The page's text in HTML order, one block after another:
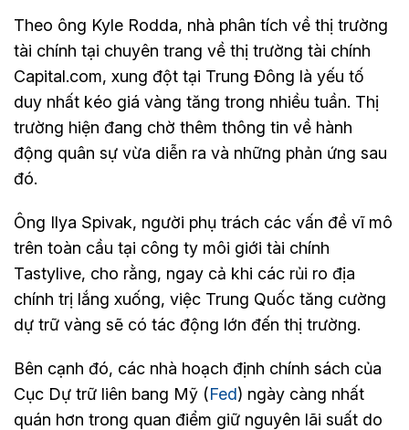
Theo ông Kyle Rodda, nhà phân tích về thị trường
tài chính tại chuyên trang về thị trường tài chính
Capital.com, xung đột tại Trung Đông là yếu tố
duy nhất kéo giá vàng tăng trong nhiều tuần. Thị
trường hiện đang chờ thêm thông tin về hành
động quân sự vừa diễn ra và những phản ứng sau
đó.
Ông Ilya Spivak, người phụ trách các vấn đề vĩ mô
trên toàn cầu tại công ty môi giới tài chính
Tastylive, cho rằng, ngay cả khi các rủi ro địa
chính trị lắng xuống, việc Trung Quốc tăng cường
dự trữ vàng sẽ có tác động lớn đến thị trường.
Bên cạnh đó, các nhà hoạch định chính sách của
Cục Dự trữ liên bang Mỹ (Fed) ngày càng nhất
quán hơn trong quan điểm giữ nguyên lãi suất do